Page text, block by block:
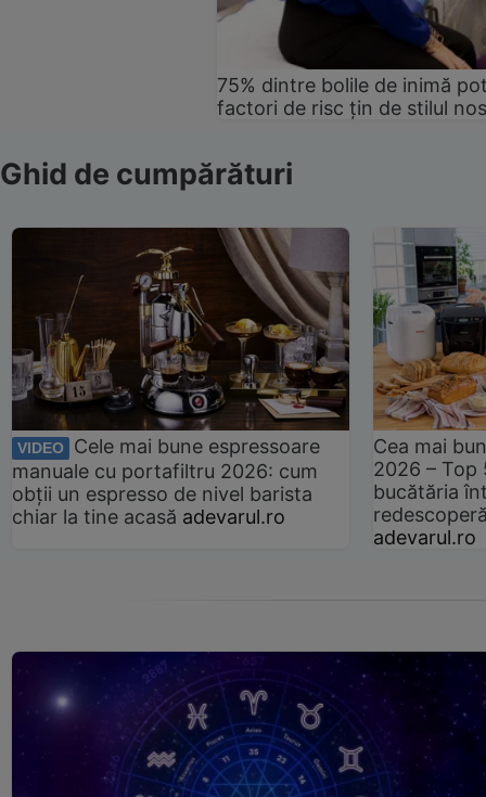
75% dintre bolile de inimă
factori de risc țin de stilul
Ghid de cumpărături
VIDEO
Cele mai bune espressoare
manuale cu portafiltru 2026: cum
obții un espresso de nivel barista
chiar la tine acasă adevarul.ro
Cea mai
2026 –
bucătăria
adevarul.ro